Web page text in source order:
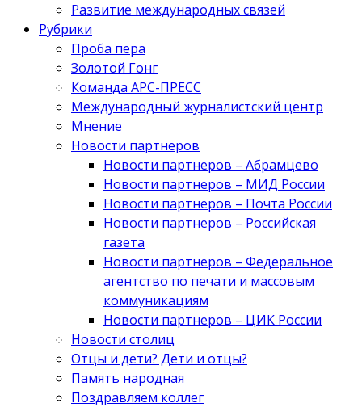
Развитие международных связей
Рубрики
Проба пера
Золотой Гонг
Команда АРС-ПРЕСС
Международный журналистский центр
Мнение
Новости партнеров
Новости партнеров – Абрамцево
Новости партнеров – МИД России
Новости партнеров – Почта России
Новости партнеров – Российская
газета
Новости партнеров – Федеральное
агентство по печати и массовым
коммуникациям
Новости партнеров – ЦИК России
Новости столиц
Отцы и дети? Дети и отцы?
Память народная
Поздравляем коллег